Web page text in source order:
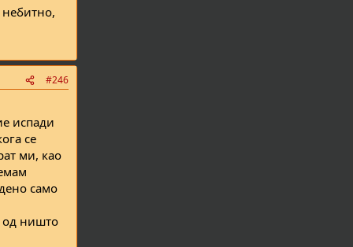
#246
испади
се
ми, као
само
од ништо